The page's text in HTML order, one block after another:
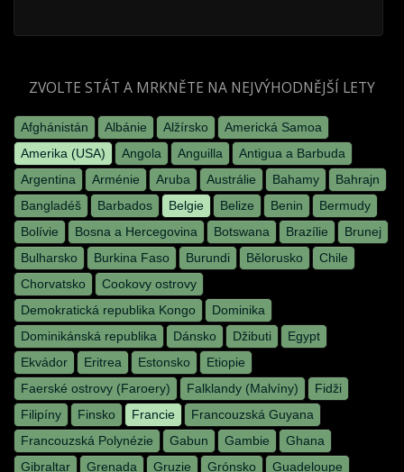
ZVOLTE STÁT A MRKNĚTE NA NEJVÝHODNĚJŠÍ LETY
Afghánistán Albánie Alžírsko
Americká Samoa
Amerika (USA)
Angola Anguilla
Antigua a Barbuda
Argentina
Arménie Aruba Austrálie Bahamy
Bahrajn
Bangladéš
Barbados Belgie Belize Benin
Bermudy
Bolívie
Bosna a Hercegovina Botswana Brazílie
Brunej
Bulharsko
Burkina Faso Burundi Bělorusko
Chile
Chorvatsko
Cookovy ostrovy
Demokratická republika Kongo
Dominika
Dominikánská republika
Dánsko Džibuti
Egypt
Ekvádor
Eritrea Estonsko
Etiopie
Faerské ostrovy (Faroery)
Falklandy (Malvíny)
Fidži
Filipíny
Finsko Francie
Francouzská Guyana
Francouzská Polynézie
Gabun Gambie
Ghana
Gibraltar
Grenada Gruzie Grónsko
Guadeloupe